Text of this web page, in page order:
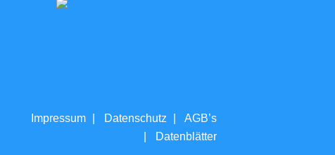
RechtlichesImpressum Datenschutz
AGB’s
Datenblätter